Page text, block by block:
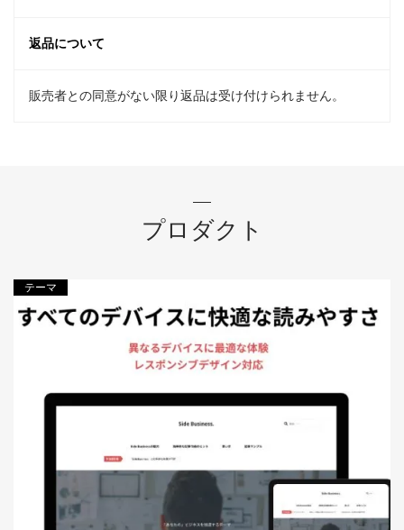
返品について
販売者との同意がない限り返品は受け付けられません。
プロダクト
テーマ